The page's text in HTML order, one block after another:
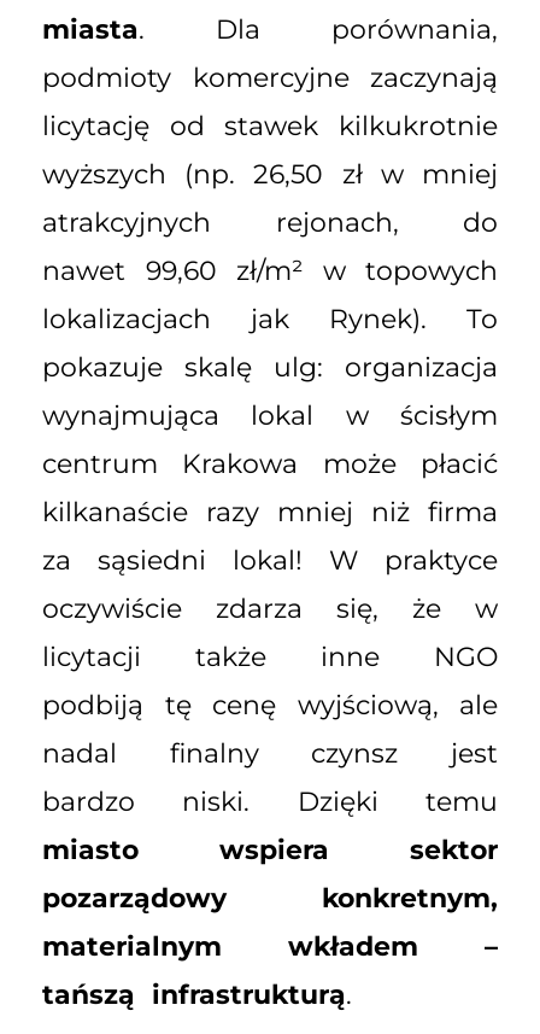
miasta. Dla porównania,
podmioty komercyjne zaczynają
licytację od stawek kilkukrotnie
wyższych (np. 26,50 zł w mniej
atrakcyjnych rejonach, do
nawet 99,60 zł/m² w topowych
lokalizacjach jak Rynek). To
pokazuje skalę ulg: organizacja
wynajmująca lokal w ścisłym
centrum Krakowa może płacić
kilkanaście razy mniej niż firma
za sąsiedni lokal! W praktyce
oczywiście zdarza się, że w
licytacji także inne NGO
podbiją tę cenę wyjściową, ale
nadal finalny czynsz jest
bardzo niski. Dzięki temu
miasto wspiera sektor
pozarządowy konkretnym,
materialnym wkładem –
tańszą infrastrukturą.